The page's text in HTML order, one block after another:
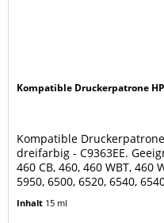
Kompatible Druckerpatrone
Kompatible
dreifarbig - C9363EE.
460 CB, 460, 460 WBT, 460
5950, 6500, 6520, 6540,
6985, 6988, 6988 DT, 6988,
Inhalt 15 ml